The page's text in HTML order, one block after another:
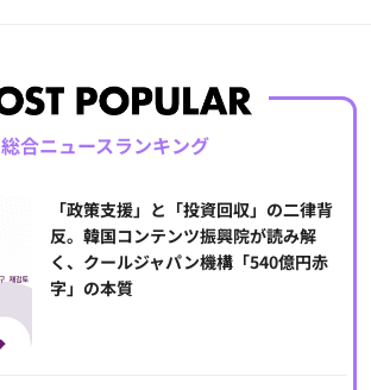
総合ニュースランキング
「政策支援」と「投資回収」の二律背
反。韓国コンテンツ振興院が読み解
く、クールジャパン機構「540億円赤
字」の本質